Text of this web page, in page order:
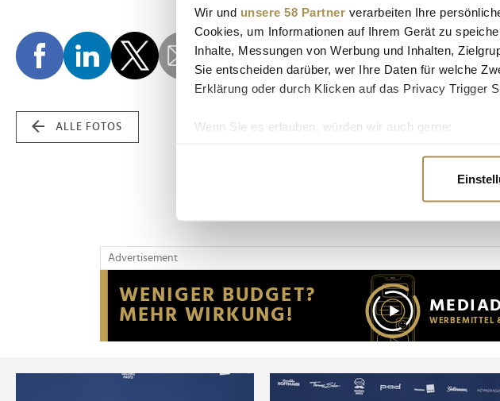
Wir und unsere 58 Partner verarbeiten Ihre
Cookies, um Informationen auf Ihrem Gerät zu
Inhalte, Messungen von Werbung und Inhalten,
Sie entscheiden darüber, wer Ihre Daten für welche
Erklärung oder durch Klicken auf das Privacy Trigger
Wenn Sie es erlauben, würden wir auch gerne:
Erfahren Sie mehr darüber, wie Ihre persönlichen
Wir verwenden Cookies, um Inhalte und Anzeigen zu
Website an unsere Partner für soziale Medien,
möglicherweise mit weiteren Daten zusammen, die
der Dienste gesammelt haben.
ALLE FOTOS
Advertisement